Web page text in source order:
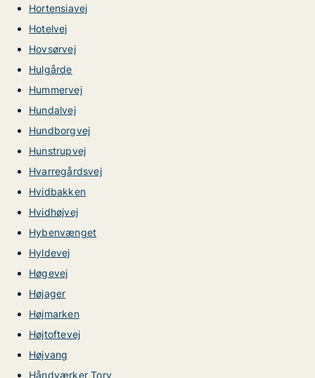
Hortensiavej
Hotelvej
Hovsørvej
Hulgårde
Hummervej
Hundalvej
Hundborgvej
Hunstrupvej
Hvarregårdsvej
Hvidbakken
Hvidhøjvej
Hybenvænget
Hyldevej
Høgevej
Højager
Højmarken
Højtoftevej
Højvang
Håndværker Torv